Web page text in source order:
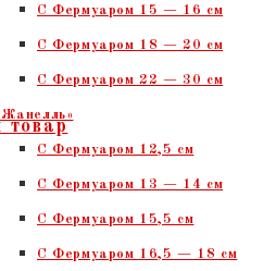
С Фермуаром 15 — 16 см
C Фермуаром 18 — 20 см
С Фермуаром 22 — 30 см
С Фермуаром 12,5 см
С Фермуаром 13 — 14 см
С Фермуаром 15,5 см
С Фермуаром 16,5 — 18 см